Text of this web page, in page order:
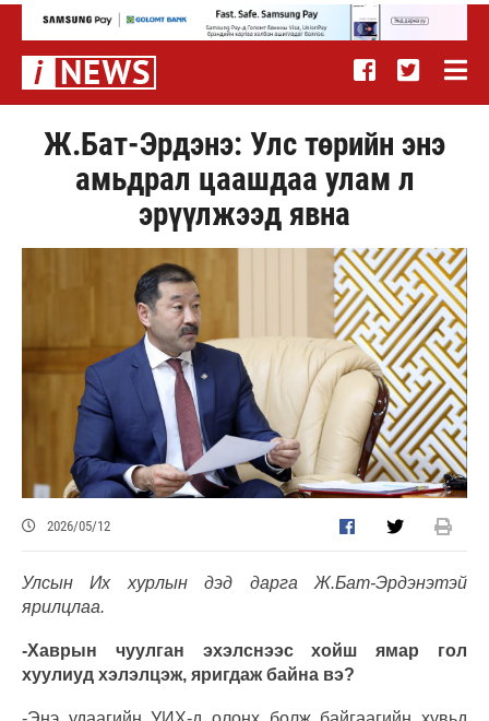
Ж.Бат-Эрдэнэ: Улс төрийн энэ
амьдрал цаашдаа улам л
эрүүлжээд явна
2026/05/12
Улсын Их хурлын дэд дарга Ж.Бат-Эрдэнэтэй
ярилцлаа.
-Хаврын чуулган эхэлснээс хойш ямар гол
хуулиуд хэлэлцэж, яригдаж байна вэ?